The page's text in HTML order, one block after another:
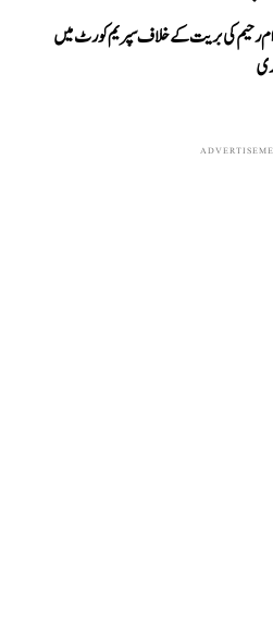
رحیم کی بریت کے خلاف سپریم کورٹ میں